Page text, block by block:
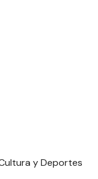
y Deportes